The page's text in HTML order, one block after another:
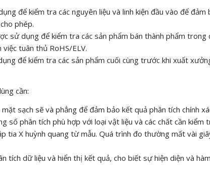
để kiểm tra các nguyên liệu và linh kiện đầu vào để đảm
phép.
sử dụng để kiểm tra các sản phẩm bán thành phẩm trong
tuân thủ RoHS/ELV.
để kiểm tra các sản phẩm cuối cùng trước khi xuất
cần:
sạch sẽ và phẳng để đảm bảo kết quả phân tích chính
phân tích phù hợp với loại vật liệu và các chất cần kiểm
tia X huỳnh quang từ mẫu. Quá trình đo thường mất vài
tích dữ liệu và hiển thị kết quả, cho biết sự hiện diện và